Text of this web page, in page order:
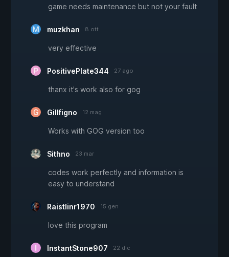
game needs maintenance but not your fault
muzkhan 8 ott
very effective
PositivePlate344 27 ago
thanx it's work also for gog
Gillfigno 12 mag
Works with GOG version too
Sithno 23 mar
codes work perfectly and information is
easy to understand
Raistlinr1970 15 gen
love this program
InstantStone907 22 dic